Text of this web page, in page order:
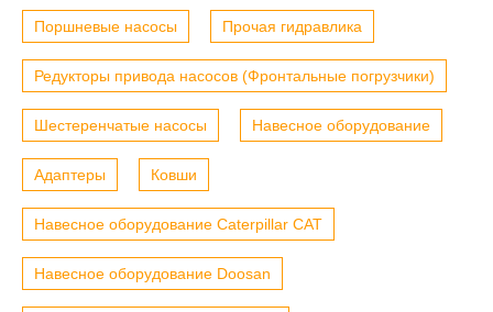
Поршневые насосы Прочая гидравлика
Редукторы привода насосов (Фронтальные погрузчики)
Шестеренчатые насосы Навесное оборудование
Адаптеры Ковши
Навесное оборудование Caterpillar CAT
Навесное оборудование Doosan